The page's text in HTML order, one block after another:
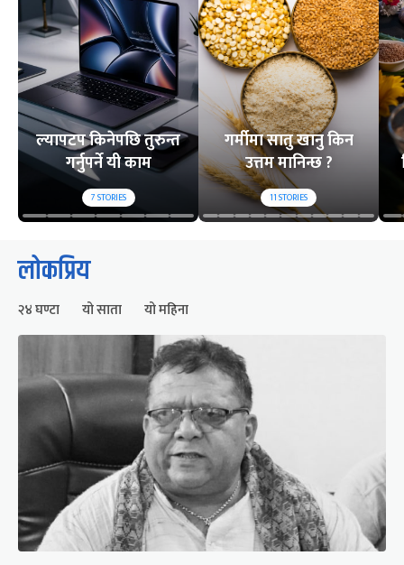
ल्यापटप किनेपछि तुरुन्त
गर्नुपर्ने यी काम
7STORIES
गर्मीमा सातु खानु किन
उत्तम मानिन्छ ?
11STORIES
लोकप्रिय
२४ घण्टा यो साता यो महिना